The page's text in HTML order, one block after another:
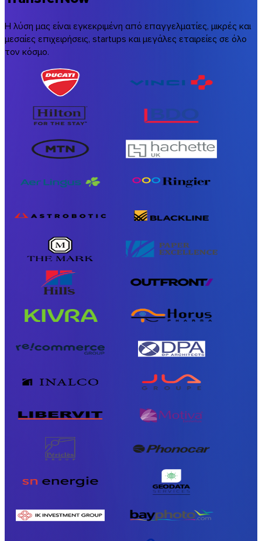
Η λύση μας είναι εγκεκριμένη από επαγγελματίες, μικρές και
μεσαίες επιχειρήσεις, startups και μεγάλες εταιρείες σε όλο
τον κόσμο.